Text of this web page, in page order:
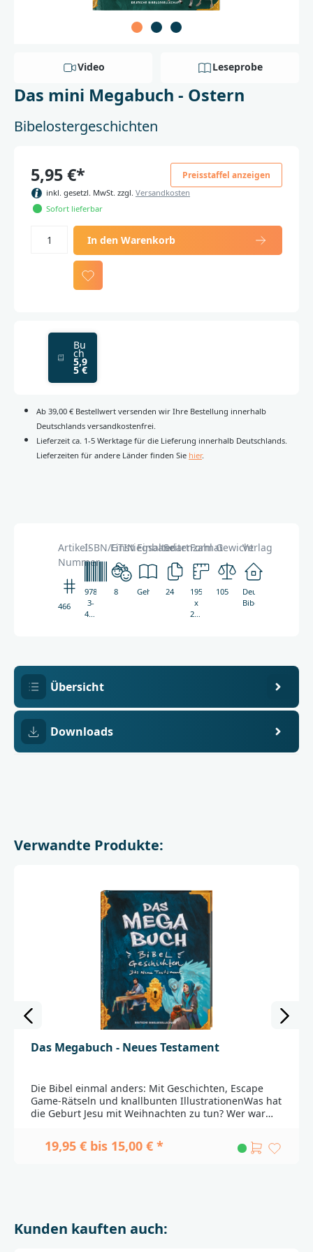
Video Leseprobe
Das mini Megabuch - Ostern
Bibelostergeschichten
5,95 €* Preisstaffel anzeigen
inkl. gesetzl. MwSt. zzgl. Versandkosten
Sofort lieferbar
In den Warenkorb
Bu
ch
5,9
5 €
Ab 39,00 € Bestellwert versenden wir Ihre Bestellung innerhalb
Deutschlands versandkostenfrei.
Lieferzeit ca. 1-5 Werktage für die Lieferung innerhalb Deutschlands.
Lieferzeiten für andere Länder finden Sie hier.
Artikel-
Nummer
4662
ISBN/GTIN
978-
3-
438-
Einstiegsalter
8
Einbandart
Geheftet
Seitenzahl
24
Format
195
x
240
Gewicht
105g
Verlag
Deutsche
Bibelgesellschaft
Übersicht
Downloads
Verwandte Produkte:
Das Megabuch - Neues Testament
Die Bibel einmal anders: Mit Geschichten, Escape
Game-Rätseln und knallbunten IllustrationenWas hat
die Geburt Jesu mit Weihnachten zu tun? Wer war
eigentlich so alles bewirkt? Mit diesem Mitmach-
Buch zur Bibel können Kinder ab acht Jahre
Geschichten und Erzählungen aus dem Neuen
19,95 € bis 15,00 € *
Kunden kauften auch: